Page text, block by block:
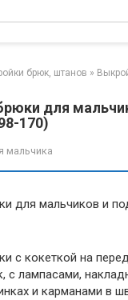
брюк, штанов »
для
170)
мальчика
для мальчиков и
с кокеткой на
с лампасами,
и карманами в